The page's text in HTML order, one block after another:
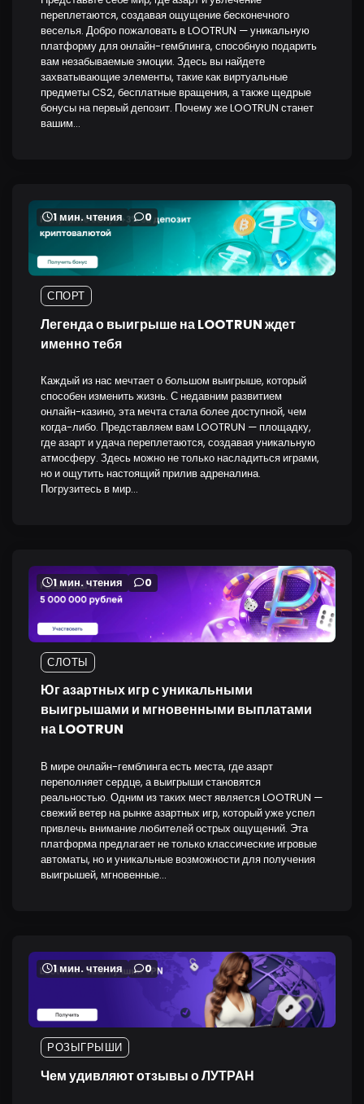
переплетаются, создавая ощущение бесконечного
веселья. Добро пожаловать в LOOTRUN — уникальную
платформу для онлайн-гемблинга, способную подарить
вам незабываемые эмоции. Здесь вы найдете
захватывающие элементы, такие как виртуальные
предметы CS2, бесплатные вращения, а также щедрые
бонусы на первый депозит. Почему же LOOTRUN станет
вашим…
1 мин. чтения 0
СПОРТ
Легенда о выигрыше на LOOTRUN ждет
именно тебя
Каждый из нас мечтает о большом выигрыше, который
способен изменить жизнь. С недавним развитием
онлайн-казино, эта мечта стала более доступной, чем
когда-либо. Представляем вам LOOTRUN — площадку,
где азарт и удача переплетаются, создавая уникальную
атмосферу. Здесь можно не только насладиться играми,
но и ощутить настоящий прилив адреналина.
Погрузитесь в мир…
1 мин. чтения 0
СЛОТЫ
Юг азартных игр с уникальными
выигрышами и мгновенными выплатами
на LOOTRUN
В мире онлайн-гемблинга есть места, где азарт
переполняет сердце, а выигрыши становятся
реальностью. Одним из таких мест является LOOTRUN —
свежий ветер на рынке азартных игр, который уже успел
привлечь внимание любителей острых ощущений. Эта
платформа предлагает не только классические игровые
автоматы, но и уникальные возможности для получения
выигрышей, мгновенные…
1 мин. чтения 0
РОЗЫГРЫШИ
Чем удивляют отзывы о ЛУТРАН